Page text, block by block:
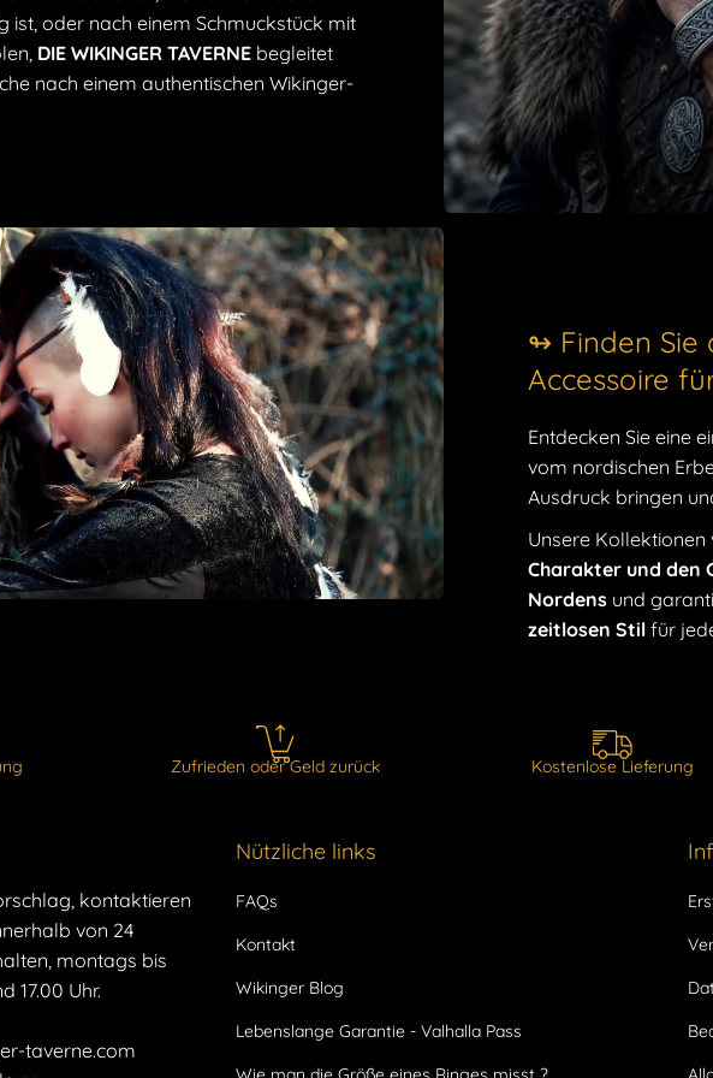
ist, oder nach einem Schmuckstück mit
DIE WIKINGER TAVERNE begleitet
nach einem authentischen Wikinger-
↬ Finden Sie
Accessoire
Entdecken Sie eine
vom nordischen
Ausdruck bringen
Unsere
Charakter und den
Nordens und
zeitlosen Stil für
Zufrieden oder Geld zurück Kostenlose Lieferung
kontaktieren
von 24
montags bis
17.00 Uhr.
taverne.com
Nützliche links
FAQs
Kontakt
Wikinger Blog
Lebenslange Garantie - Valhalla Pass